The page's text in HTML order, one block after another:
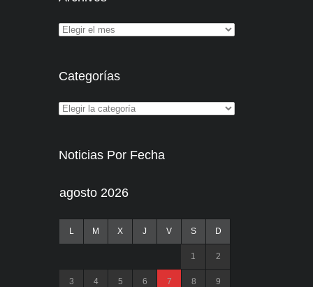
Categorías
Noticias Por Fecha
agosto 2026
L M X J V S D
1 2
3 4 5 6 7 8 9